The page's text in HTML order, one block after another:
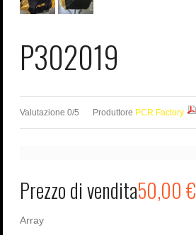
P302019
Valutazione 0/5 Produttore PCR Factory
Prezzo di vendita50,00 €
Array